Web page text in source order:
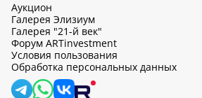
Аукцион
Галерея Элизиум
Галерея "21-й век"
Форум ARTinvestment
Условия пользования
Обработка персональных данных